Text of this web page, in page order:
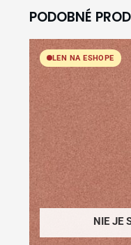
PODOBNÉ
LEN NA ESHOPE
NIE JE